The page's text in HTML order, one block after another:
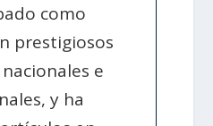
como
prestigiosos
e
y ha